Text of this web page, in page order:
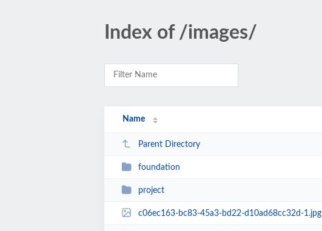
Index of /images/
Name
Parent Directory
foundation
project
c06ec163-bc83-45a3-bd22-d10ad68cc32d-1.jpg